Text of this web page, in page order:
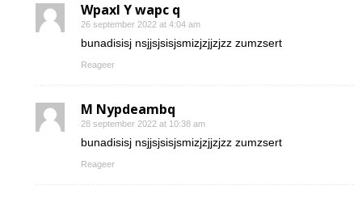
Wpaxl Y wapc q
26 september 2022 at 4:04 am
bunadisisj nsjjsjsisjsmizjzjjzjzz zumzsert
Reageer
M Nypdeambq
28 september 2022 at 10:38 am
bunadisisj nsjjsjsisjsmizjzjjzjzz zumzsert
Reageer